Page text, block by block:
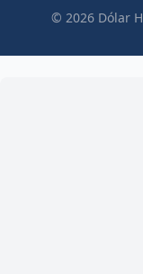
© 2026 Dólar